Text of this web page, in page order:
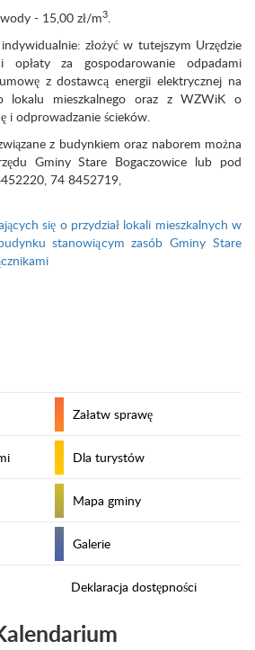
- 15,00 zł/m3.
złożyć w tutejszym Urzędzie
opłaty za gospodarowanie odpadami
z dostawcą energii elektrycznej na
lokalu mieszkalnego oraz z WZWiK o
i odprowadzanie ścieków.
z budynkiem oraz naborem można
Gminy Stare Bogaczowice lub pod
74 8452719,
się o przydział lokali mieszkalnych w
stanowiącym zasób Gminy Stare
Załatw sprawę
Dla turystów
Mapa gminy
Galerie
Deklaracja dostępności